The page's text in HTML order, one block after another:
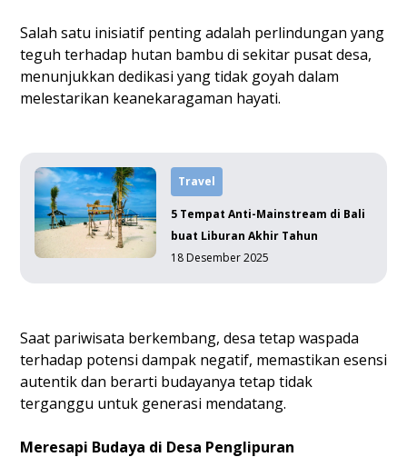
Salah satu inisiatif penting adalah perlindungan yang
teguh terhadap hutan bambu di sekitar pusat desa,
menunjukkan dedikasi yang tidak goyah dalam
melestarikan keanekaragaman hayati.
Travel
5 Tempat Anti-Mainstream di Bali
buat Liburan Akhir Tahun
18 Desember 2025
Saat pariwisata berkembang, desa tetap waspada
terhadap potensi dampak negatif, memastikan esensi
autentik dan berarti budayanya tetap tidak
terganggu untuk generasi mendatang.
Meresapi Budaya di Desa Penglipuran